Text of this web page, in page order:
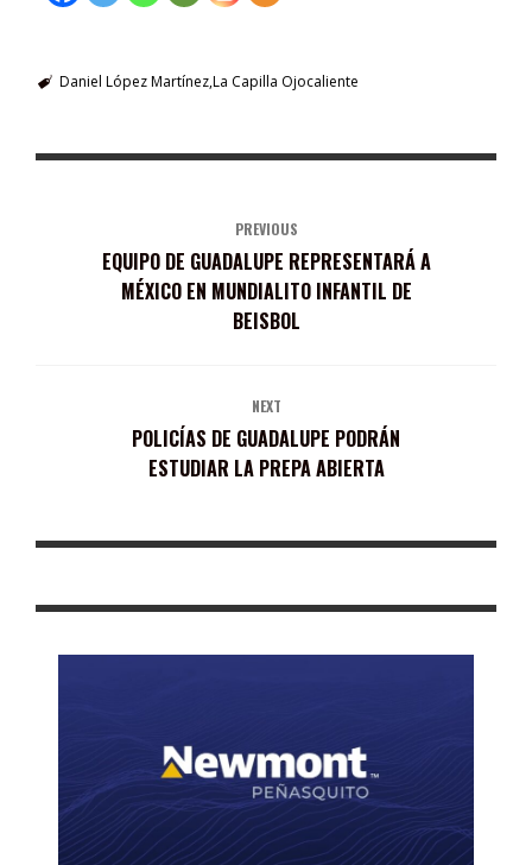
Daniel López MartínezLa Capilla Ojocaliente
PREVIOUS
EQUIPO DE GUADALUPE REPRESENTARÁ A
MÉXICO EN MUNDIALITO INFANTIL DE
BEISBOL
NEXT
POLICÍAS DE GUADALUPE PODRÁN
ESTUDIAR LA PREPA ABIERTA